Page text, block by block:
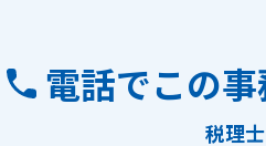
電話でこの
税理